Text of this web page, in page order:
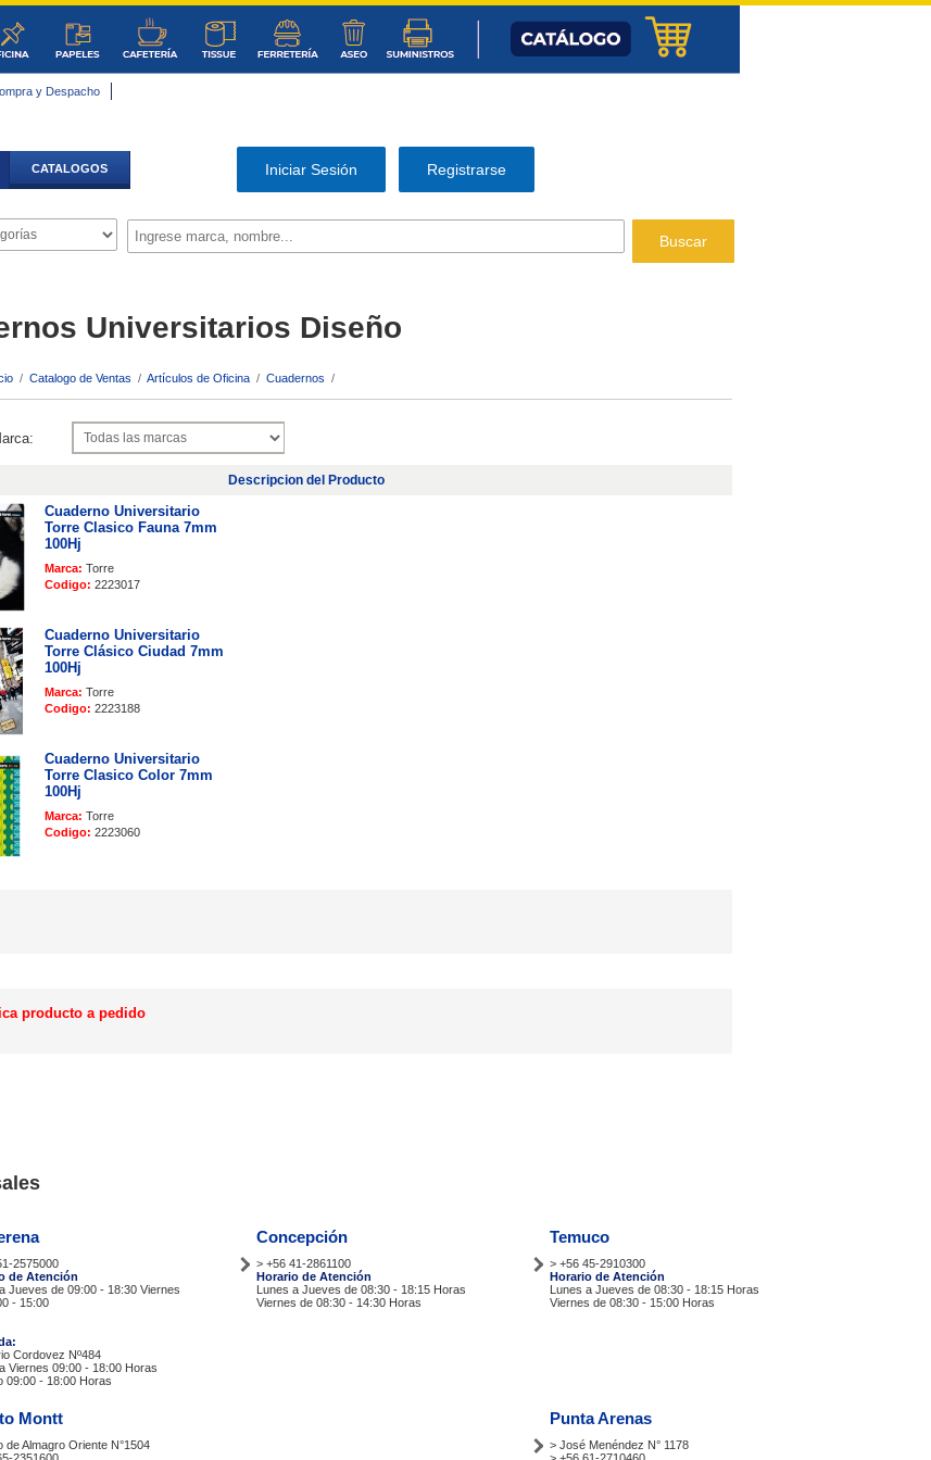
y Despacho
Iniciar Sesión Registrarse
CATALOGOS
Buscar
Universitarios Diseño
/ Catalogo de Ventas / Artículos de Oficina / Cuadernos /
Descripcion del Producto
Cuaderno Universitario
Torre Clasico Fauna 7mm
100Hj
Marca: Torre
Codigo: 2223017
Cuaderno Universitario
Torre Clásico Ciudad 7mm
100Hj
Marca: Torre
Codigo: 2223188
Cuaderno Universitario
Torre Clasico Color 7mm
100Hj
Marca: Torre
Codigo: 2223060
producto a pedido
2575000
de Atención
Jueves de 09:00 - 18:30 Viernes
- 15:00
Cordovez Nº484
Viernes 09:00 - 18:00 Horas
09:00 - 18:00 Horas
Concepción
> +56 41-2861100
Horario de Atención
Lunes a Jueves de 08:30 - 18:15 Horas
Viernes de 08:30 - 14:30 Horas
Temuco
> +56 45-2910300
Horario de Atención
Lunes a Jueves de 08:30 - 18:15 Horas
Viernes de 08:30 - 15:00 Horas
Montt
de Almagro Oriente N°1504
2351600
Punta Arenas
> José Menéndez N° 1178
> +56 61-2710460